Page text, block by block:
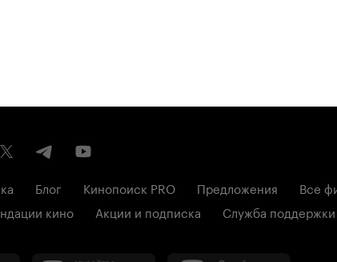
Блог Кинопоиск PRO Предложения Все
кино Акции и подписка Служба поддержки